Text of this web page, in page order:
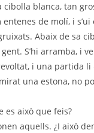
blanca, tan
de molí, i
Abaix de sa
S’hi arramba, i
i una partida li
una estona, no
es això que feis?
aquells. ¿I això